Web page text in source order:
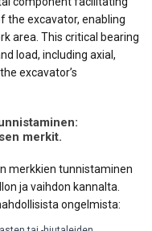
the excavator, enabling
area. This critical bearing
load, including axial,
excavator’s
merkit.
merkkien tunnistaminen
ja vaihdon kannalta.
ongelmista: